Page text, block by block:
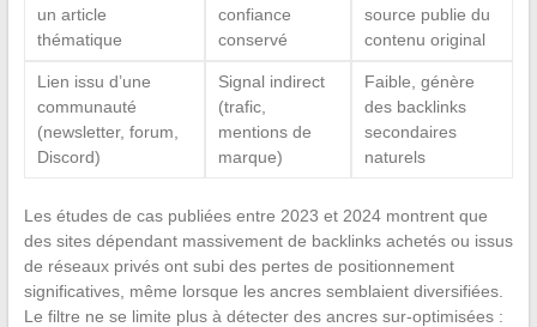
un article
thématique
confiance
conservé
source publie du
contenu original
Lien issu d’une
communauté
(newsletter, forum,
Discord)
Signal indirect
(trafic,
mentions de
marque)
Faible, génère
des backlinks
secondaires
naturels
Les études de cas publiées entre 2023 et 2024 montrent que
des sites dépendant massivement de backlinks achetés ou issus
de réseaux privés ont subi des pertes de positionnement
significatives, même lorsque les ancres semblaient diversifiées.
Le filtre ne se limite plus à détecter des ancres sur-optimisées :